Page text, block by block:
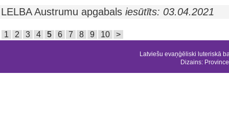
LELBA Austrumu apgabals iesūtīts: 03.04.2021
1 2 3 4 5 6 7 8 9 10 >
Latviešu evaņģēliski luteriskā
Dizains: